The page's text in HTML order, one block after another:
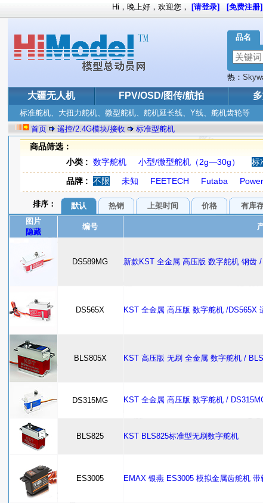
品名
热：
大疆无人机 FPV/OSD/图传/航拍
Hi，晚上好，欢迎您， [请登录] [免费注册]
标准舵机、大扭力舵机、微型舵机、舵机延长线、Y线、舵机齿轮等
首页
遥控/2.4G模块/接收 标准型舵机
商品筛选：
小类 : 数字舵机 小型/微型舵机（2g—30g） 标
品牌 : 不限 未知 FEETECH Futaba
排序： 默认 热销 上架时间 价格 有库
图片
隐藏
编号
DS589MG 新款KST 全金属 高压版 数字舵机 钢齿
DS565X KST 全金属 高压版 数字舵机 /DS565X
BLS805X KST 高压版 无刷 全金属 数字舵机 /
DS315MG KST 全金属 高压版 数字舵机 /
BLS825 KST BLS825标准型无刷数字舵机
ES3005 EMAX 银燕 ES3005 模拟金属齿舵机 带